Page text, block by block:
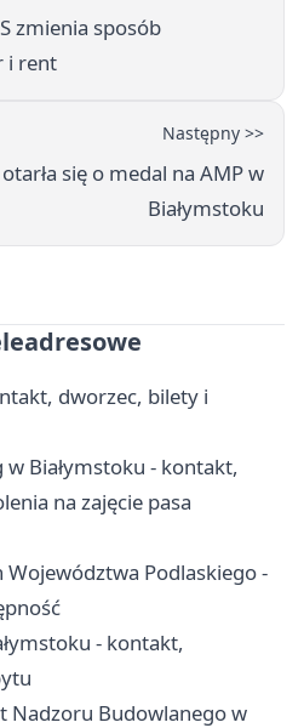
zmienia sposób
i rent
Następny >>
się o medal na AMP w
Białymstoku
dworzec, bilety i
Białymstoku - kontakt,
na zajęcie pasa
Podlaskiego -
- kontakt,
Nadzoru Budowlanego w